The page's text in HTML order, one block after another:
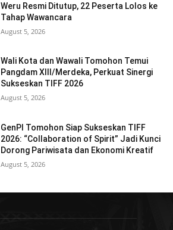
Weru Resmi Ditutup, 22 Peserta Lolos ke
Tahap Wawancara
August 5, 2026
Wali Kota dan Wawali Tomohon Temui
Pangdam XIII/Merdeka, Perkuat Sinergi
Sukseskan TIFF 2026
August 5, 2026
GenPI Tomohon Siap Sukseskan TIFF
2026: “Collaboration of Spirit” Jadi Kunci
Dorong Pariwisata dan Ekonomi Kreatif
August 5, 2026